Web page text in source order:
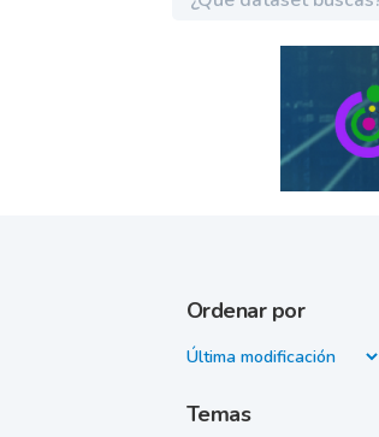
Ordenar por
Temas